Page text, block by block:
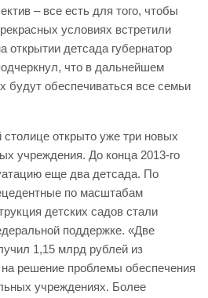
– все есть для того, чтобы
условиях встретили
открытии детсада губернатор
что в дальнейшем
будут обеспечиваться все семьи
столице открыто уже три новых
учреждения. До конца 2013-го
еще два детсада. По
по масштабам
детских садов стали
поддержке. «Две
1,15 млрд рублей из
решение проблемы обеспечения
учреждениях. Более